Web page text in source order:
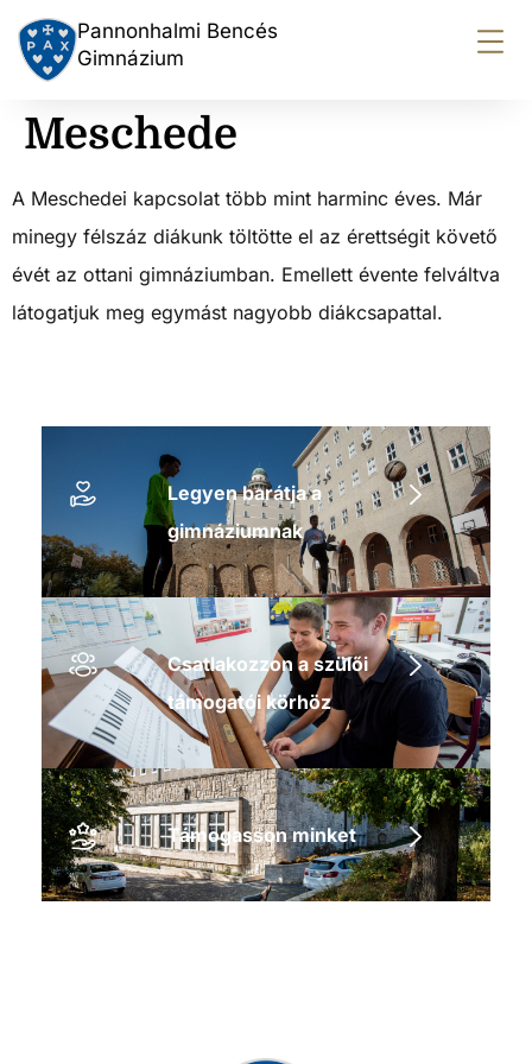
Pannonhalmi Bencés
Gimnázium
Meschede
A Meschedei kapcsolat több mint harminc éves. Már
minegy félszáz diákunk töltötte el az érettségit követő
évét az ottani gimnáziumban. Emellett évente felváltva
látogatjuk meg egymást nagyobb diákcsapattal.
Legyen barátja a
gimnáziumnak
Csatlakozzon a szülői
támogatói körhöz
Támogasson minket